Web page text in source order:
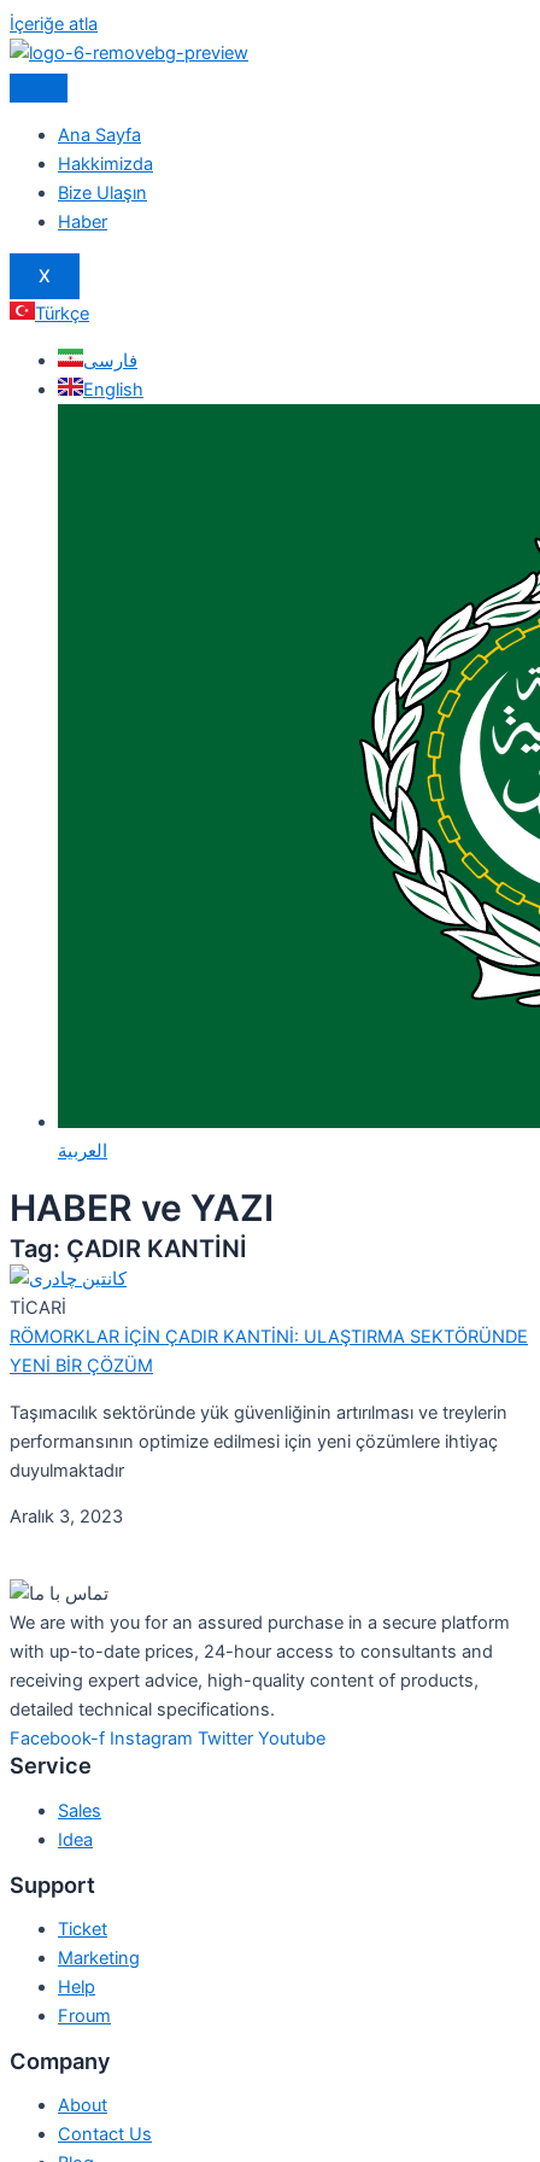
İçeriğe atla
Ana Sayfa
Hakkimizda
Bize Ulaşın
Haber
X
Türkçe
فارسی
English
العربية
HABER ve YAZI
Tag: ÇADIR KANTİNİ
TİCARİ
RÖMORKLAR İÇİN ÇADIR KANTİNİ: ULAŞTIRMA SEKTÖRÜNDE
YENİ BİR ÇÖZÜM
Taşımacılık sektöründe yük güvenliğinin artırılması ve treylerin
performansının optimize edilmesi için yeni çözümlere ihtiyaç
duyulmaktadır
Aralık 3, 2023
We are with you for an assured purchase in a secure platform
with up-to-date prices, 24-hour access to consultants and
receiving expert advice, high-quality content of products,
detailed technical specifications.
Facebook-f Instagram Twitter Youtube
Service
Sales
Idea
Support
Ticket
Marketing
Help
Froum
Company
About
Contact Us